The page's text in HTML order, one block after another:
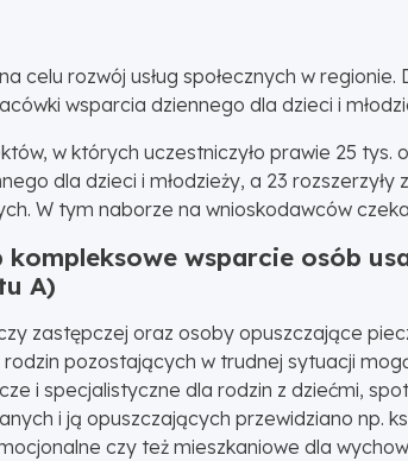
celu rozwój usług społecznych w
wsparcia dziennego dla dzieci i
w których uczestniczyło prawie 25 tys.
dla dzieci i młodzieży, a 23 rozszerzyły
W tym naborze na wnioskodawców czeka
wsparcie osób
A)
zastępczej oraz osoby opuszczające
pozostających w trudnej sytuacji
i specjalistyczne dla rodzin z dziećmi,
i ją opuszczających przewidziano np.
czy też mieszkaniowe dla